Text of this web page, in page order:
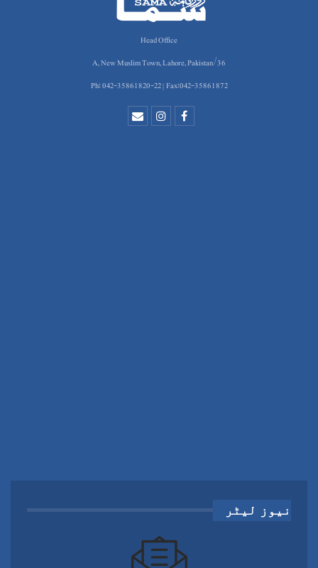
Head Office
36/A, New Muslim Town, Lahore, Pakistan
Ph: 042-35861820-22 | Fax:042-35861872
نیوز لیٹر